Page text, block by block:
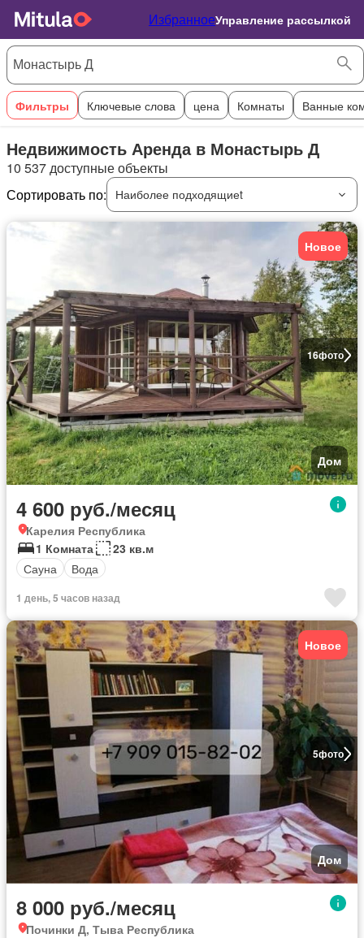
ИзбранноеУправление рассылкой
Фильтры Ключевые слова цена Комнаты Ванные
Недвижимость Аренда в Монастырь Д
10 537 доступные объекты
Сортировать по:
Наиболее подходящиеt
16фото
Новое
Дом
4 600 руб./месяц
Карелия Республика
1 Комната
23 кв.м
Сауна
Вода
1 день, 5 часов назад
5фото
Новое
Дом
8 000 руб./месяц
Починки Д, Тыва Республика